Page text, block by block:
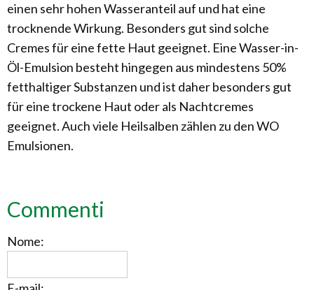
einen sehr hohen Wasseranteil auf und hat eine
trocknende Wirkung. Besonders gut sind solche
Cremes für eine fette Haut geeignet. Eine Wasser-in-
Öl-Emulsion besteht hingegen aus mindestens 50%
fetthaltiger Substanzen und ist daher besonders gut
für eine trockene Haut oder als Nachtcremes
geeignet. Auch viele Heilsalben zählen zu den WO
Emulsionen.
Commenti
Nome: